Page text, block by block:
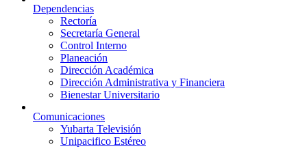
Dependencias
Rectoría
Secretaría General
Control Interno
Planeación
Dirección Académica
Dirección Administrativa y Financiera
Bienestar Universitario
Comunicaciones
Yubarta Televisión
Unipacifico Estéreo